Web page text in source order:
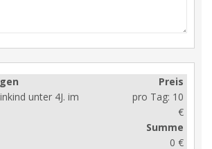
unter 4J. im
Preis
pro Tag: 10
€
Summe
0 €